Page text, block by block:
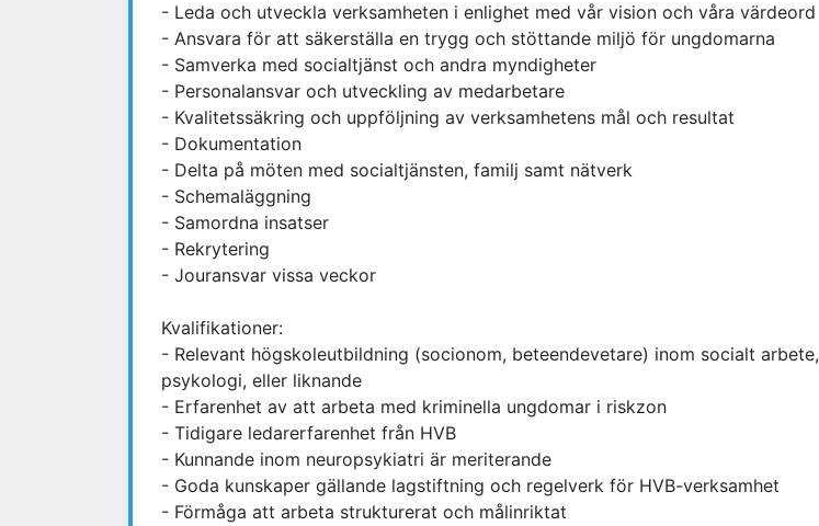
- Leda och utveckla verksamheten i enlighet med vår vision och våra värdeord
- Ansvara för att säkerställa en trygg och stöttande miljö för ungdomarna
- Samverka med socialtjänst och andra myndigheter
- Personalansvar och utveckling av medarbetare
- Kvalitetssäkring och uppföljning av verksamhetens mål och resultat
- Dokumentation
- Delta på möten med socialtjänsten, familj samt nätverk
- Schemaläggning
- Samordna insatser
- Rekrytering
- Jouransvar vissa veckor
Kvalifikationer:
- Relevant högskoleutbildning (socionom, beteendevetare) inom socialt arbete,
psykologi, eller liknande
- Erfarenhet av att arbeta med kriminella ungdomar i riskzon
- Tidigare ledarerfarenhet från HVB
- Kunnande inom neuropsykiatri är meriterande
- Goda kunskaper gällande lagstiftning och regelverk för HVB-verksamhet
- Förmåga att arbeta strukturerat och målinriktat